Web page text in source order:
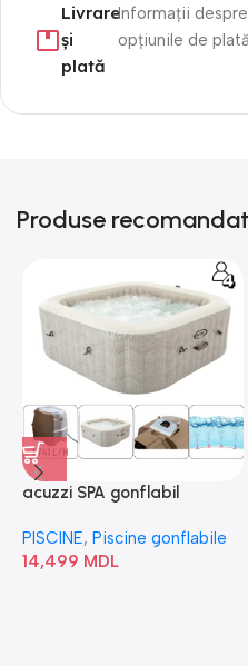
Livrare
și
plată
Informații
opțiunile de
Produse
acuzzi SPA gonflabil
Bubble” 28446
PISCINE, Piscine gonflabile
14,499 MDL